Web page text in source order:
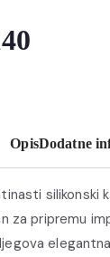
OpisDodatne
silikonski
za pripremu